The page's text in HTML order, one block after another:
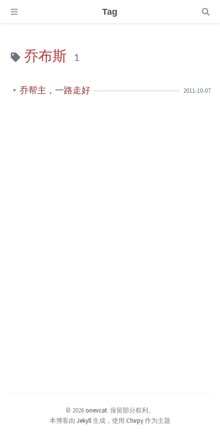
Tag
乔布斯 1
乔帮主，一路走好 2011-10-07
© 2026 onevcat. 保留部分权利。
本博客由 Jekyll 生成，使用 Chirpy作为主题